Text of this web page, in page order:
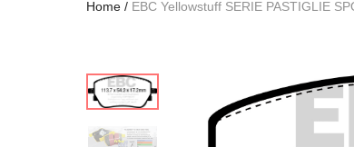
Home EBC Yellowstuff SERIE PASTIGLIE